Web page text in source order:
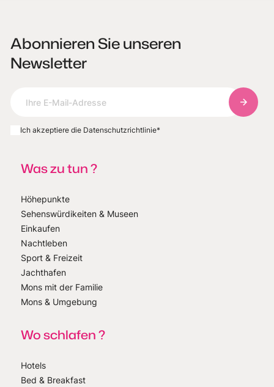
Abonnieren Sie unseren
Newsletter
Ich akzeptiere die Datenschutzrichtlinie*
Was zu tun ?
Höhepunkte
Sehenswürdikeiten & Museen
Einkaufen
Nachtleben
Sport & Freizeit
Jachthafen
Mons mit der Familie
Mons & Umgebung
Wo schlafen ?
Hotels
Bed & Breakfast